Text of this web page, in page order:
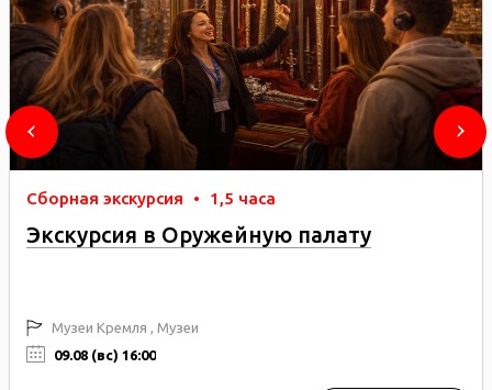
Сборная экскурсия • 1,5 часа
Экскурсия в Оружейную палату
Музеи Кремля , Музеи
09.08 (вс) 16:00